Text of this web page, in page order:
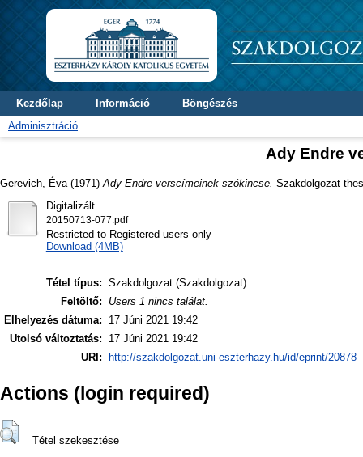
Kezdőlap Információ
Böngészés
Adminisztráció
Ady Endre
Gerevich, Éva (1971) Ady Endre verscímeinek szókincse. Szakdolgozat
Digitalizált
20150713-077.pdf
Restricted to Registered users only
Download (4MB)
Tétel típus: Szakdolgozat (Szakdolgozat)
Feltöltő:
Users 1 nincs találat.
Elhelyezés dátuma:
17 Júni 2021 19:42
Utolsó változtatás:
17 Júni 2021 19:42
URI:
http://szakdolgozat.uni-eszterhazy.hu/id/eprint/20878
Actions (login required)
Tétel szekesztése